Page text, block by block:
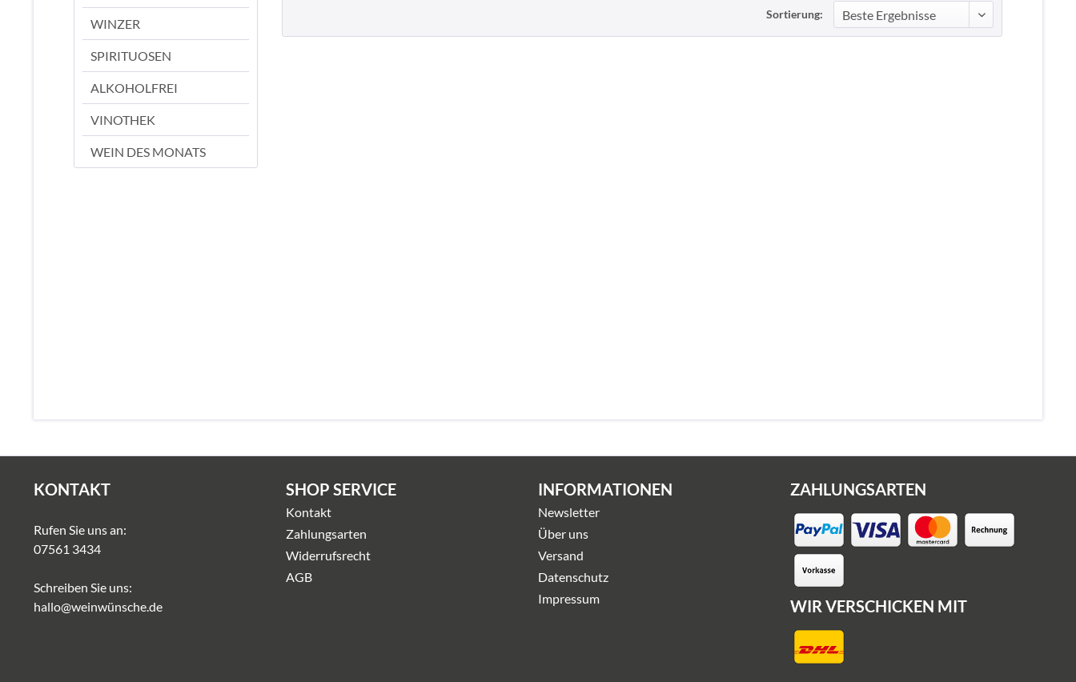
WINZER
SPIRITUOSEN
ALKOHOLFREI
VINOTHEK
WEIN DES MONATS
Sortierung:
KONTAKT
Rufen Sie uns an:
07561 3434
Schreiben Sie uns:
hallo@weinwünsche.de
SHOP SERVICE
Kontakt
Zahlungsarten
Widerrufsrecht
AGB
INFORMATIONEN
Newsletter
Über uns
Versand
Datenschutz
Impressum
ZAHLUNGSARTEN
WIR VERSCHICKEN MIT